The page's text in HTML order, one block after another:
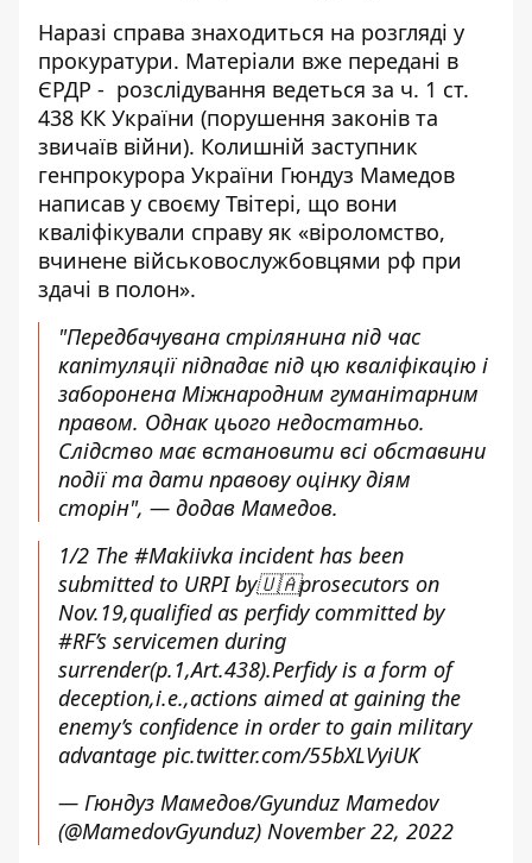
Наразі справа знаходиться на розгляді у
прокуратури. Матеріали вже передані в
ЄРДР - розслідування ведеться за ч. 1 ст.
438 КК України (порушення законів та
звичаїв війни). Колишній заступник
генпрокурора України Гюндуз Мамедов
написав у своєму Твітері, що вони
кваліфікували справу як «віроломство,
вчинене військовослужбовцями рф при
здачі в полон».
"Передбачувана стрілянина під час
капітуляції підпадає під цю кваліфікацію і
заборонена Міжнародним гуманітарним
правом. Однак цього недостатньо.
Слідство має встановити всі обставини
події та дати правову оцінку діям
сторін", — додав Мамедов.
1/2 The #Makiivka incident has been
submitted to URPI by🇺🇦prosecutors on
Nov.19,qualified as perfidy committed by
#RF’s servicemen during
surrender(p.1,Art.438).Perfidy is a form of
deception,i.e.,actions aimed at gaining the
enemy’s confidence in order to gain military
advantage pic.twitter.com/55bXLVyiUK
— Гюндуз Мамедов/Gyunduz Mamedov
(@MamedovGyunduz) November 22, 2022